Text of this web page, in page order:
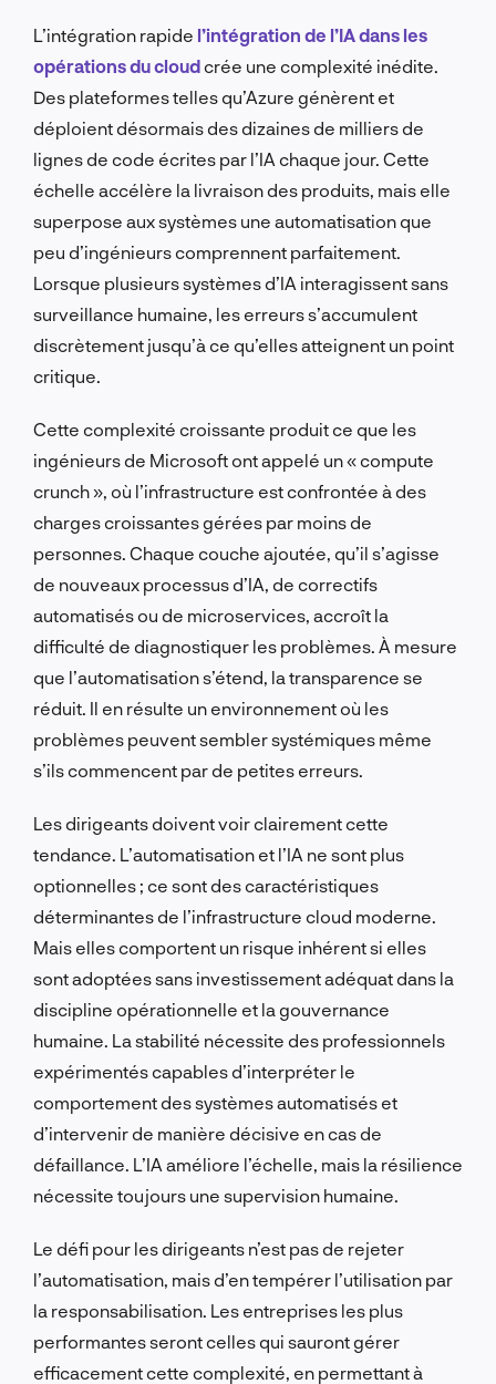
L’intégration rapide l’intégration de l’IA dans les
opérations du cloud crée une complexité inédite.
Des plateformes telles qu’Azure génèrent et
déploient désormais des dizaines de milliers de
lignes de code écrites par l’IA chaque jour. Cette
échelle accélère la livraison des produits, mais elle
superpose aux systèmes une automatisation que
peu d’ingénieurs comprennent parfaitement.
Lorsque plusieurs systèmes d’IA interagissent sans
surveillance humaine, les erreurs s’accumulent
discrètement jusqu’à ce qu’elles atteignent un point
critique.
Cette complexité croissante produit ce que les
ingénieurs de Microsoft ont appelé un « compute
crunch », où l’infrastructure est confrontée à des
charges croissantes gérées par moins de
personnes. Chaque couche ajoutée, qu’il s’agisse
de nouveaux processus d’IA, de correctifs
automatisés ou de microservices, accroît la
difficulté de diagnostiquer les problèmes. À mesure
que l’automatisation s’étend, la transparence se
réduit. Il en résulte un environnement où les
problèmes peuvent sembler systémiques même
s’ils commencent par de petites erreurs.
Les dirigeants doivent voir clairement cette
tendance. L’automatisation et l’IA ne sont plus
optionnelles ; ce sont des caractéristiques
déterminantes de l’infrastructure cloud moderne.
Mais elles comportent un risque inhérent si elles
sont adoptées sans investissement adéquat dans la
discipline opérationnelle et la gouvernance
humaine. La stabilité nécessite des professionnels
expérimentés capables d’interpréter le
comportement des systèmes automatisés et
d’intervenir de manière décisive en cas de
défaillance. L’IA améliore l’échelle, mais la résilience
nécessite toujours une supervision humaine.
Le défi pour les dirigeants n’est pas de rejeter
l’automatisation, mais d’en tempérer l’utilisation par
la responsabilisation. Les entreprises les plus
performantes seront celles qui sauront gérer
efficacement cette complexité, en permettant à